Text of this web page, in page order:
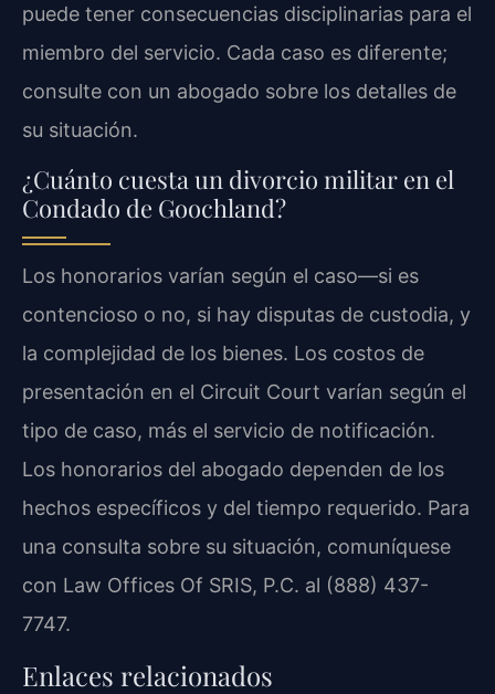
puede tener consecuencias disciplinarias para el
miembro del servicio. Cada caso es diferente;
consulte con un abogado sobre los detalles de
su situación.
¿Cuánto cuesta un divorcio militar en el
Condado de Goochland?
Los honorarios varían según el caso—si es
contencioso o no, si hay disputas de custodia, y
la complejidad de los bienes. Los costos de
presentación en el Circuit Court varían según el
tipo de caso, más el servicio de notificación.
Los honorarios del abogado dependen de los
hechos específicos y del tiempo requerido. Para
una consulta sobre su situación, comuníquese
con Law Offices Of SRIS, P.C. al (888) 437-
7747.
Enlaces relacionados